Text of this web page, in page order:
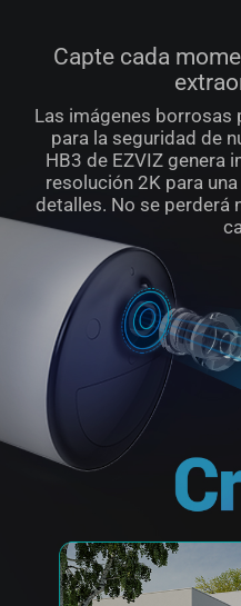
Capte cada
Las imágenes borrosas
para la seguridad de
HB3 de EZVIZ genera
resolución 2K para
detalles. No se perderá